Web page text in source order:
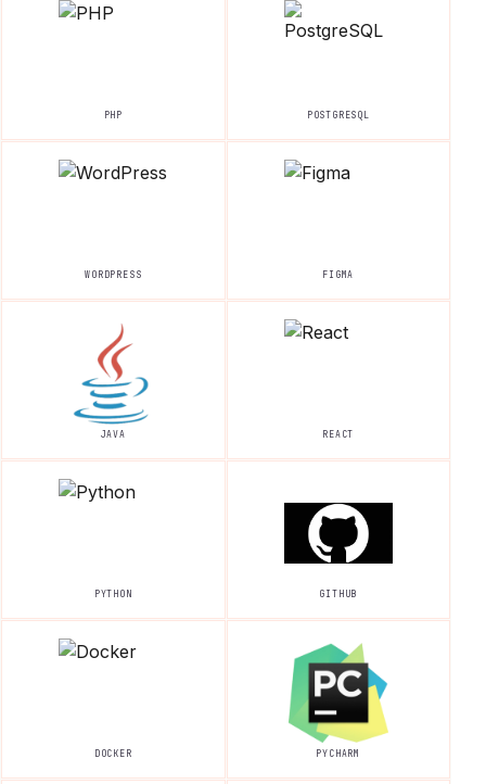
PHP POSTGRESQL
WORDPRESS FIGMA
JAVA REACT
PYTHON GITHUB
DOCKER PYCHARM